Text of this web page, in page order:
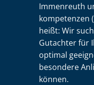
Immenreuth
kom­pe­ten­zen
heißt: Wir
Gutachter für
optimal
besondere
können.